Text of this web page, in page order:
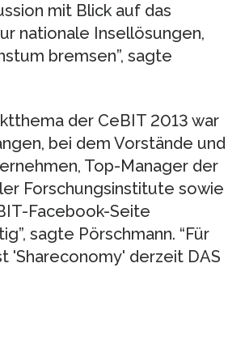
mit Blick auf das
nationale Insellösungen,
bremsen”, sagte
der CeBIT 2013 war
bei dem Vorstände und
Top-Manager der
Forschungsinstitute sowie
Facebook-Seite
sagte Pörschmann. “Für
'Shareconomy' derzeit DAS